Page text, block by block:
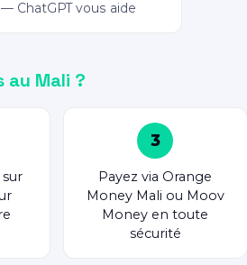
ChatGPT vous aide
au Mali ?
3
Payez via Orange
Money Mali ou Moov
Money en toute
sécurité